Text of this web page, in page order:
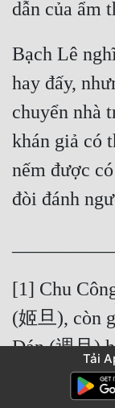
Bạch Lê
hay đấy,
chuyển nhà
khán giả có
nếm được
[1] Chu
(姬旦), còn
Đán (週旦)
là công
Tải